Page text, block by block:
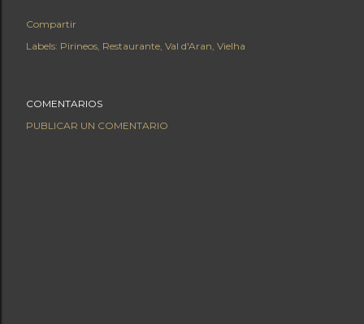
Compartir
Labels: Pirineos Restaurante Val d'Aran Vielha
COMENTARIOS
PUBLICAR UN COMENTARIO